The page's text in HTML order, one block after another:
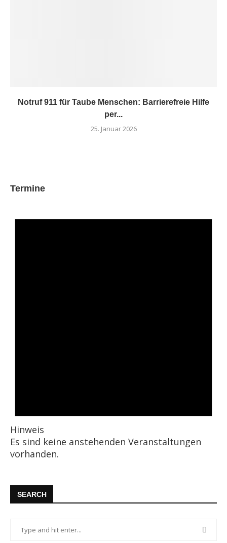
Notruf 911 für Taube Menschen: Barrierefreie Hilfe
per...
25. Januar 2026
Termine
Hinweis
Es sind keine anstehenden Veranstaltungen
vorhanden.
SEARCH